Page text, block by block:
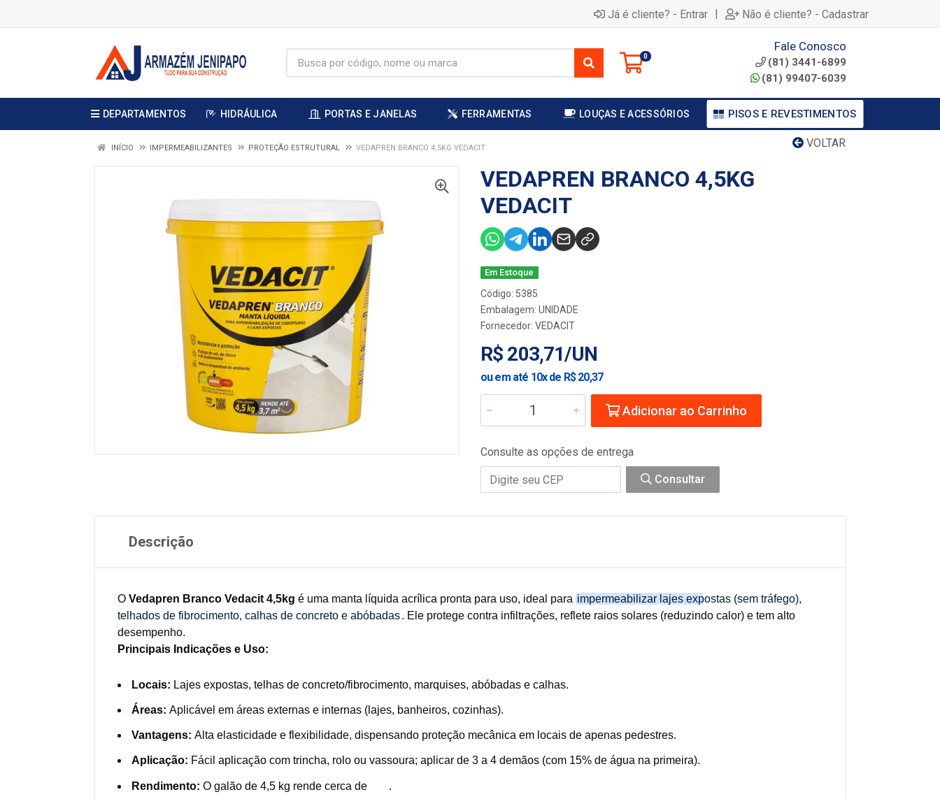
Já é cliente? - Entrar | Não é cliente? - Cadastrar
0
Fale Conosco
(81) 3441-6899
(81) 99407-6039
DEPARTAMENTOS HIDRÁULICA PORTAS E JANELAS FERRAMENTAS LOUÇAS E ACESSÓRIOS PISOS E REVESTIMENTOS
VOLTAR
INÍCIO IMPERMEABILIZANTES PROTEÇÃO ESTRUTURAL VEDAPREN BRANCO 4,5KG VEDACIT
VEDAPREN BRANCO 4,5KG
VEDACIT
Em Estoque
Código: 5385
Embalagem: UNIDADE
Fornecedor: VEDACIT
R$ 203,71/UN
ou em até 10x de R$ 20,37
Adicionar ao Carrinho
Consulte as opções de entrega
Consultar
Descrição
O Vedapren Branco Vedacit 4,5kg é uma manta líquida acrílica pronta para uso, ideal para impermeabilizar lajes expostas (sem tráfego),
telhados de fibrocimento, calhas de concreto e abóbadas. Ele protege contra infiltrações, reflete raios solares (reduzindo calor) e tem alto
desempenho.
Principais Indicações e Uso:
Locais: Lajes expostas, telhas de concreto/fibrocimento, marquises, abóbadas e calhas.
Áreas: Aplicável em áreas externas e internas (lajes, banheiros, cozinhas).
Vantagens: Alta elasticidade e flexibilidade, dispensando proteção mecânica em locais de apenas pedestres.
Aplicação: Fácil aplicação com trincha, rolo ou vassoura; aplicar de 3 a 4 demãos (com 15% de água na primeira).
Rendimento: O galão de 4,5 kg rende cerca de .